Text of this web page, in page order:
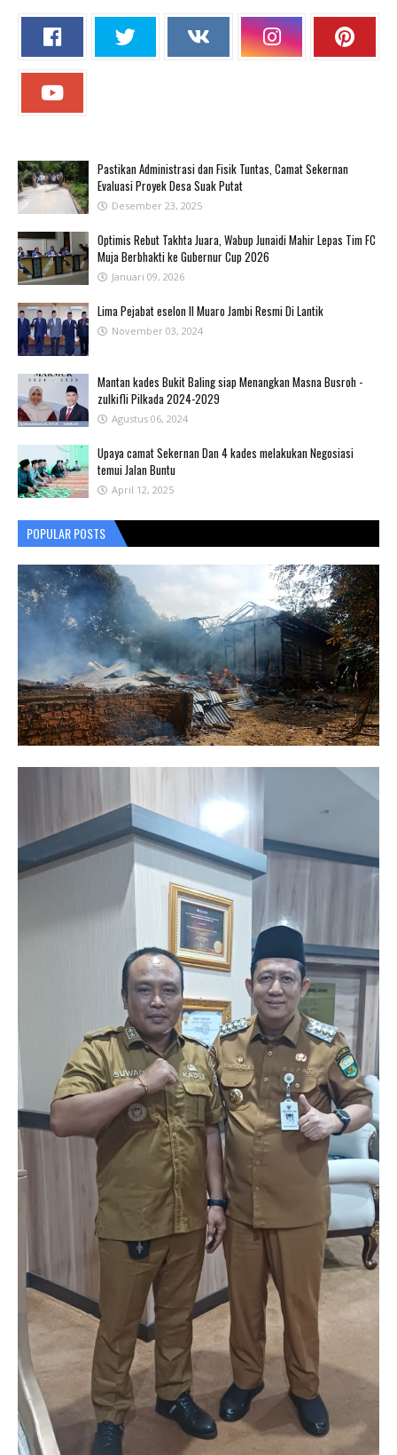
Pastikan Administrasi dan Fisik Tuntas, Camat Sekernan
Evaluasi Proyek Desa Suak Putat
Desember 23, 2025
Optimis Rebut Takhta Juara, Wabup Junaidi Mahir Lepas Tim FC
Muja Berbhakti ke Gubernur Cup 2026
Januari 09, 2026
Lima Pejabat eselon II Muaro Jambi Resmi Di Lantik
November 03, 2024
Mantan kades Bukit Baling siap Menangkan Masna Busroh -
zulkifli Pilkada 2024-2029
Agustus 06, 2024
Upaya camat Sekernan Dan 4 kades melakukan Negosiasi
temui Jalan Buntu
April 12, 2025
POPULAR POSTS